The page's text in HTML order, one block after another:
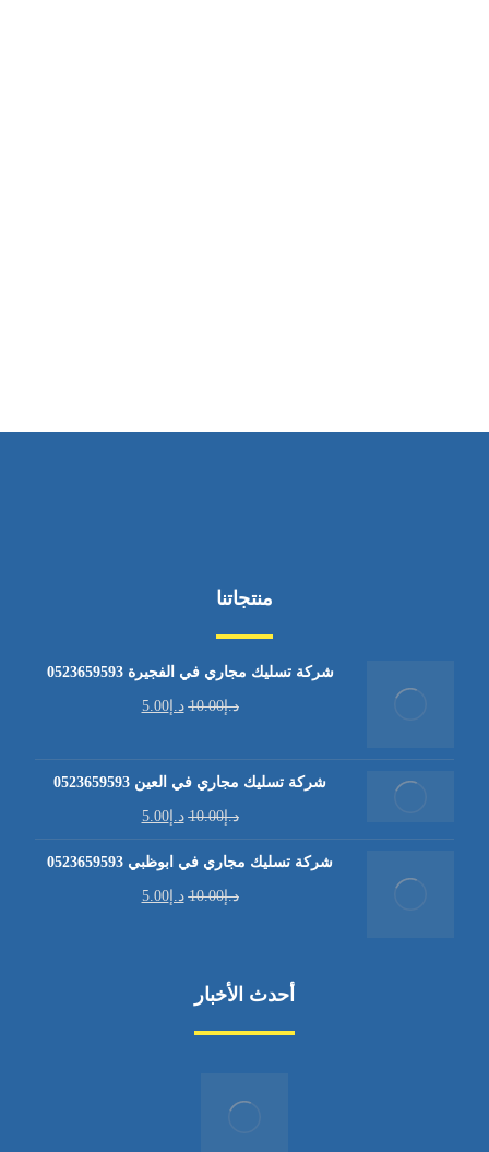
منتجاتنا
شركة تسليك مجاري في الفجيرة 0523659593
د.إ10.00 د.إ5.00
شركة تسليك مجاري في العين 0523659593
د.إ10.00 د.إ5.00
شركة تسليك مجاري في ابوظبي 0523659593
د.إ10.00 د.إ5.00
أحدث الأخبار